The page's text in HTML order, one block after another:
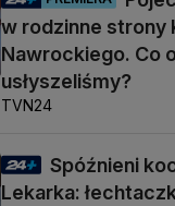
w rodzinne strony
Nawrockiego. Co
usłyszeliśmy?
TVN24
Spóźnieni
Lekarka: